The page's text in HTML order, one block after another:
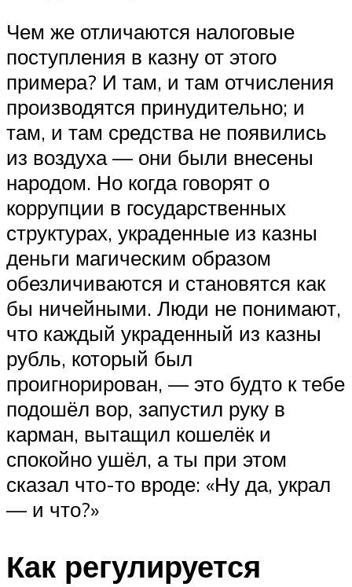
Чем же отличаются налоговые
поступления в казну от этого
примера? И там, и там отчисления
производятся принудительно; и
там, и там средства не появились
из воздуха — они были внесены
народом. Но когда говорят о
коррупции в государственных
структурах, украденные из казны
деньги магическим образом
обезличиваются и становятся как
бы ничейными. Люди не понимают,
что каждый украденный из казны
рубль, который был
проигнорирован, — это будто к тебе
подошёл вор, запустил руку в
карман, вытащил кошелёк и
спокойно ушёл, а ты при этом
сказал что-то вроде: «Ну да, украл
— и что?»
Как регулируется